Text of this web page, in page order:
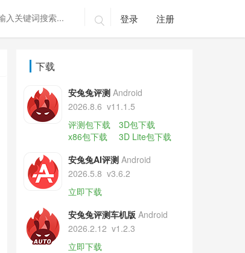
 登录 注册
下载
安兔兔评测 Android
2026.8.6 v11.1.5
评测包下载
3D包下载
x86包下载
3D Lite包下载
安兔兔AI评测 Android
2026.5.8 v3.6.2
立即下载
安兔兔评测车机版 Android
2026.2.12 v1.2.3
立即下载